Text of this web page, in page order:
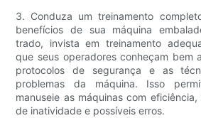
3. Conduza um treinamento
benefícios de sua máquina
trado, invista em treinamento
que seus operadores conheçam bem
protocolos de segurança e as
problemas da máquina. Isso
manuseie as máquinas com
de inatividade e possíveis erros.